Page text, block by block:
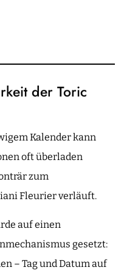
der Toric
Kalender kann
oft überladen
zum
Fleurier verläuft.
auf einen
gesetzt:
– Tag und Datum auf